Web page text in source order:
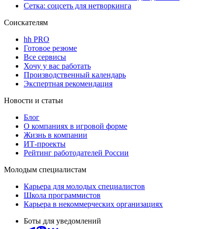
Сетка: соцсеть для нетворкинга
Соискателям
hh PRO
Готовое резюме
Все сервисы
Хочу у вас работать
Производственный календарь
Экспертная рекомендация
Новости и статьи
Блог
О компаниях в игровой форме
Жизнь в компании
ИТ-проекты
Рейтинг работодателей России
Молодым специалистам
Карьера для молодых специалистов
Школа программистов
Карьера в некоммерческих организациях
Боты для уведомлений